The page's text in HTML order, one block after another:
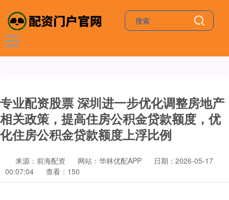
专业配资股票 深圳进一步优化调整房地产
相关政策，提高住房公积金贷款额度，优
化住房公积金贷款额度上浮比例
来源：前海配资 网站：华林优配APP
日期：2026-05-17
00:07:04
查看：150